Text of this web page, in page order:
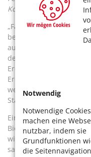
Notwendig
Notwendige Cookies
machen eine
nutzbar, indem sie
Grundfunktionen
die Seitennavigation
Korsten
„Faulgas, das wir hier
bereiten wir künftig in
auf“, erklärt Bachnik
dem Faulgas, damit
Erdgasqualität.“ Nach
Erdgasnetz eingespeist
werden, später
Standorte – das
Eine Einschränkung
wird? „Die
sagt Bachnik dazu.